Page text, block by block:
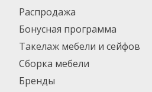
Распродажа
Бонусная программа
Такелаж мебели и сейфов
Сборка мебели
Бренды